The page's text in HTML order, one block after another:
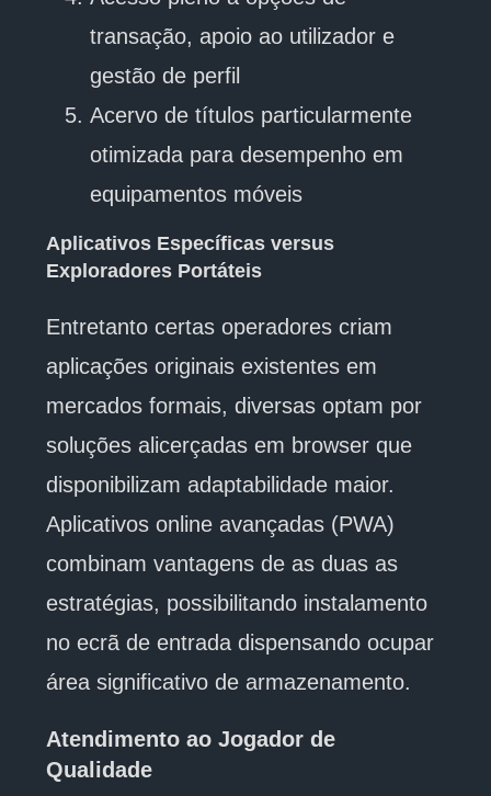
transação, apoio ao utilizador e
gestão de perfil
Acervo de títulos particularmente
otimizada para desempenho em
equipamentos móveis
Aplicativos Específicas versus
Exploradores Portáteis
Entretanto certas operadores criam
aplicações originais existentes em
mercados formais, diversas optam por
soluções alicerçadas em browser que
disponibilizam adaptabilidade maior.
Aplicativos online avançadas (PWA)
combinam vantagens de as duas as
estratégias, possibilitando instalamento
no ecrã de entrada dispensando ocupar
área significativo de armazenamento.
Atendimento ao Jogador de
Qualidade